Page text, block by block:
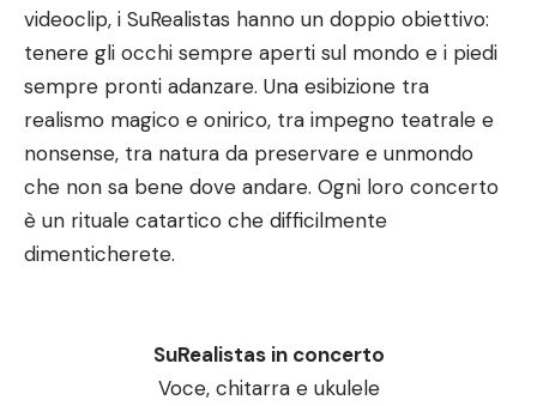
videoclip, i SuRealistas hanno un doppio obiettivo:
tenere gli occhi sempre aperti sul mondo e i piedi
sempre pronti adanzare. Una esibizione tra
realismo magico e onirico, tra impegno teatrale e
nonsense, tra natura da preservare e unmondo
che non sa bene dove andare. Ogni loro concerto
è un rituale catartico che difficilmente
dimenticherete.
SuRealistas in concerto
Voce, chitarra e ukulele